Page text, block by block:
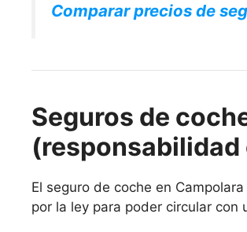
Comparar precios de
Seguros de
El seguro de coche en
por la ley para poder circular con